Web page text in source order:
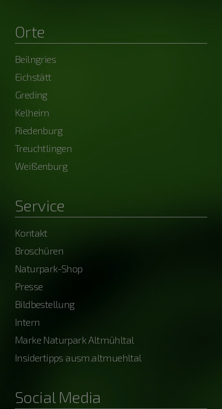
Orte
Beilngries
Eichstätt
Greding
Kelheim
Riedenburg
Treuchtlingen
Weißenburg
Service
Kontakt
Broschüren
Naturpark-Shop
Presse
Bildbestellung
Intern
Marke Naturpark Altmühltal
Insidertipps ausm.altmuehltal
Social Media